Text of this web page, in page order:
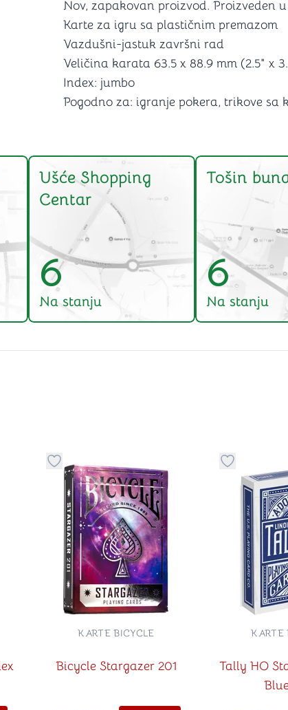
Nov, zapakovan proizvod. Proizveden
Karte za igru sa plastičnim premazom
Vazdušni-jastuk završni rad
Veličina karata 63.5 x 88.9 mm (2.5" x
Index: jumbo
Pogodno za: igranje pokera, trikove
Ušće Shopping
Centar
6
Na stanju
Tošin
6
Na stanju
u kategoriju omiljeno
Dugme za dodavanje stvari u kategoriju
Bicycle Stargazer 201
KARTE BICYCLE
Dugme za
Tally HO
KARTE